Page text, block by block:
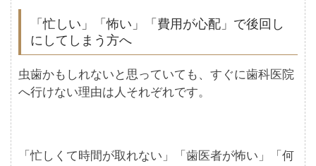
「忙しい」「怖い」「費用が心配」で後回し
にしてしまう方へ
虫歯かもしれないと思っていても、すぐに歯科医院
へ行けない理由は人それぞれです。
「忙しくて時間が取れない」「歯医者が怖い」「何